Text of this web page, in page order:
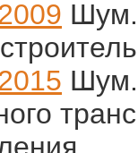
Шум.